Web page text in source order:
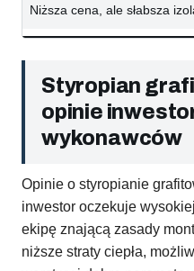
Niższa cena, ale słabsza
Styropian
opinie
wykonawców
Opinie o styropianie
inwestor oczekuje
ekipę znającą zasady
niższe straty ciepła,